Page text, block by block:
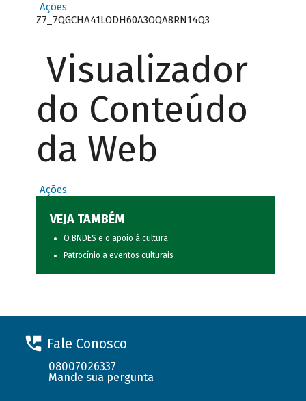
Ações
Z7_7QGCHA41LODH60A3OQA8RN14Q3
Visualizador
do Conteúdo
da Web
Ações
VEJA TAMBÉM
O BNDES e o apoio à cultura
Patrocínio a eventos culturais
Fale Conosco
08007026337
Mande sua pergunta